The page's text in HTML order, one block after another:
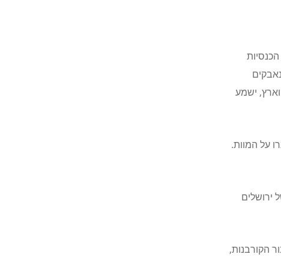
ישמע
על המוות.
ירושלים
הקורבנות,